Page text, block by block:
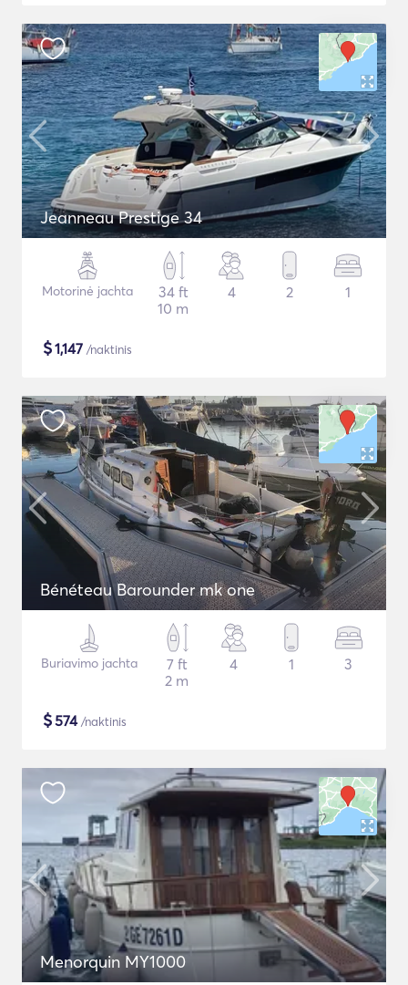
Jeanneau Prestige 34
Motorinė jachta
34 ft
10 m
4 2 1
$1,147 /naktinis
Bénéteau Barounder mk one
Buriavimo jachta
7 ft
2 m
4 1 3
$574/naktinis
Menorquin MY1000